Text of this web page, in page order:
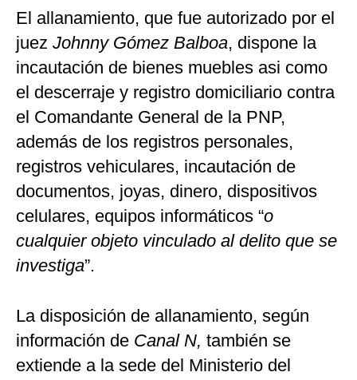
El allanamiento, que fue autorizado por el
juez Johnny Gómez Balboa, dispone la
incautación de bienes muebles asi como
el descerraje y registro domiciliario contra
el Comandante General de la PNP,
además de los registros personales,
registros vehiculares, incautación de
documentos, joyas, dinero, dispositivos
celulares, equipos informáticos “o
cualquier objeto vinculado al delito que se
investiga”.
La disposición de allanamiento, según
información de Canal N, también se
extiende a la sede del Ministerio del